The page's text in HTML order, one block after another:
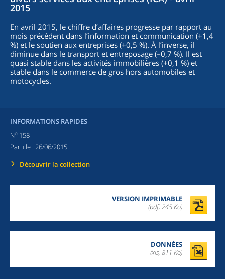
2015
En avril 2015, le chiffre d’affaires progresse par rapport au
mois précédent dans l’information et communication (+1,4
%) et le soutien aux entreprises (+0,5 %). À l’inverse, il
diminue dans le transport et entreposage (–0,7 %). Il est
quasi stable dans les activités immobilières (+0,1 %) et
stable dans le commerce de gros hors automobiles et
motocycles.
INFORMATIONS RAPIDES
No 158
Paru le : 26/06/2015
Découvrir la collection
VERSION IMPRIMABLE
(pdf, 245 Ko)
DONNÉES
(xls, 811 Ko)